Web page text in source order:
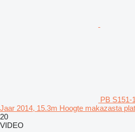
PB S151-
Jaar 2014, 15.3m Hoogte makazasta
20
VIDEO